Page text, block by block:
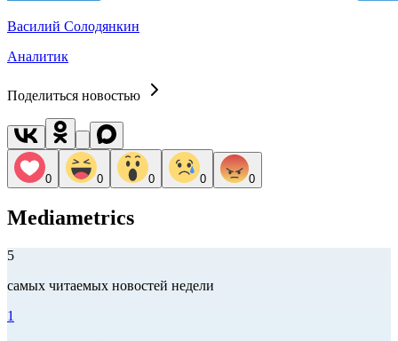
Василий Солодянкин
Аналитик
Поделиться новостью
0 0 0 0 0
Mediametrics
5
самых читаемых новостей недели
1